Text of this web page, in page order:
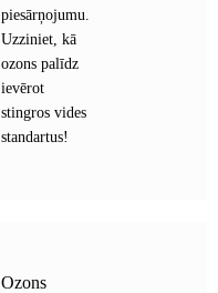
piesārņojumu.
Uzziniet, kā
ozons palīdz
ievērot
stingros vides
standartus!
Ozons